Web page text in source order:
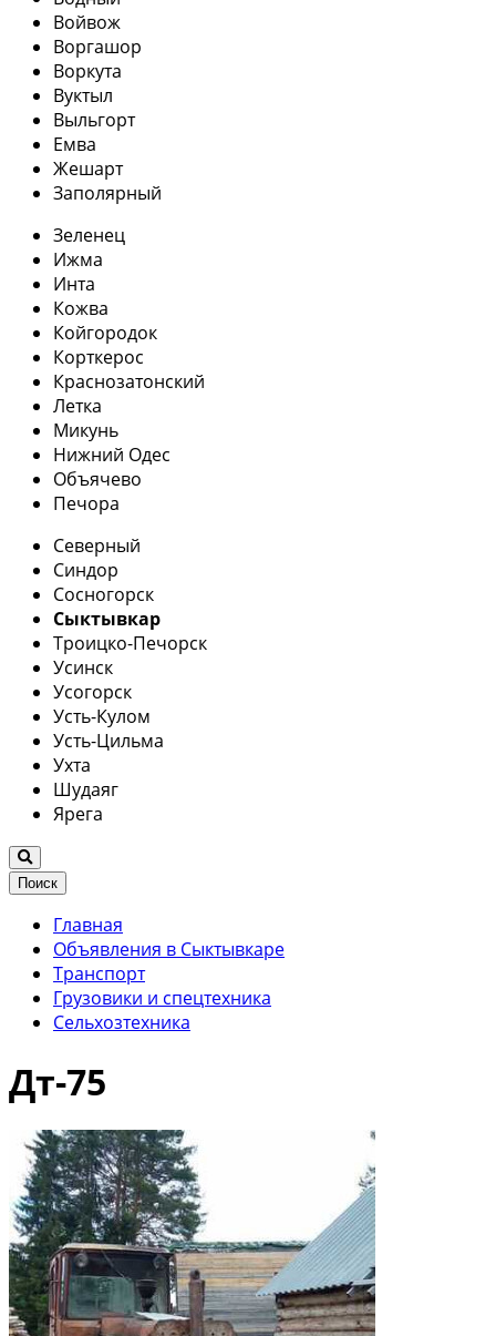
Войвож
Воргашор
Воркута
Вуктыл
Выльгорт
Емва
Жешарт
Заполярный
Зеленец
Ижма
Инта
Кожва
Койгородок
Корткерос
Краснозатонский
Летка
Микунь
Нижний Одес
Объячево
Печора
Северный
Синдор
Сосногорск
Сыктывкар
Троицко-Печорск
Усинск
Усогорск
Усть-Кулом
Усть-Цильма
Ухта
Шудаяг
Ярега
Поиск
Главная
Объявления в Сыктывкаре
Транспорт
Грузовики и спецтехника
Сельхозтехника
Дт-75